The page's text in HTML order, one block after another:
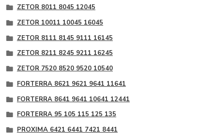
ZETOR 8011 8045 12045
ZETOR 10011 10045 16045
ZETOR 8111 8145 9111 16145
ZETOR 8211 8245 9211 16245
ZETOR 7520 8520 9520 10540
FORTERRA 8621 9621 9641 11641
FORTERRA 8641 9641 10641 12441
FORTERRA 95 105 115 125 135
PROXIMA 6421 6441 7421 8441